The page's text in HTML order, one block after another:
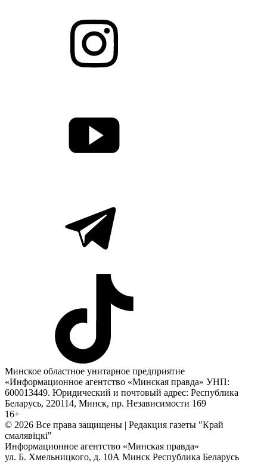
Минское областное унитарное предприятие
«Информационное агентство «Минская правда» УНП:
600013449. Юридический и почтовый адрес: Республика
Беларусь, 220114, Минск, пр. Независимости 169
16+
© 2026 Все права защищены | Редакция газеты "Край
смалявiцкi"
Информационное агентство «Минская правда»
ул. Б. Хмельницкого, д. 10А Минск Республика Беларусь